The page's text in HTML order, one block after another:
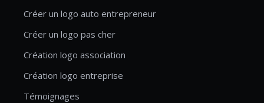
Créer un logo auto entrepreneur
Créer un logo pas cher
Création logo association
Création logo entreprise
Témoignages